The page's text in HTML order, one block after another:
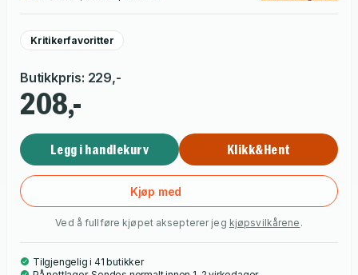
Kritikerfavoritter
Butikkpris: 229,-
208,-
Legg i handlekurv Klikk&Hent
Kjøp med
Ved å fullføre kjøpet aksepterer jeg kjøpsvilkårene .
Tilgjengelig i 41 butikker